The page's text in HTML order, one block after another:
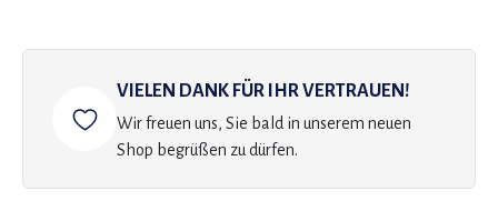
VIELEN DANK FÜR IHR VERTRAUEN!
Wir freuen uns, Sie bald in unserem neuen
Shop begrüßen zu dürfen.